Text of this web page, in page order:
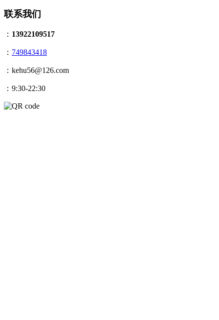
联系我们
： 13922109517
： 749843418
：kehu56@126.com
：9:30-22:30